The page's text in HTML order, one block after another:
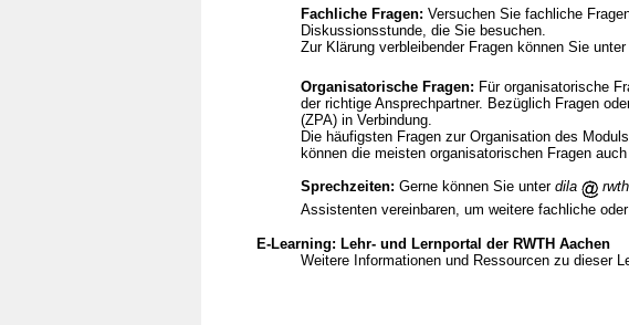
Fachliche Fragen: Versuchen Sie fachliche
Diskussionsstunde, die Sie besuchen.
Zur Klärung verbleibender Fragen können Sie unter
Organisatorische Fragen: Für organisatorische
der richtige Ansprechpartner. Bezüglich Fragen
(ZPA) in Verbindung.
Die häufigsten Fragen zur Organisation des
können die meisten organisatorischen Fragen
Sprechzeiten: Gerne können Sie unter dila
Assistenten vereinbaren, um weitere fachliche
E-Learning: Lehr- und Lernportal der RWTH Aachen
Weitere Informationen und Ressourcen zu dieser